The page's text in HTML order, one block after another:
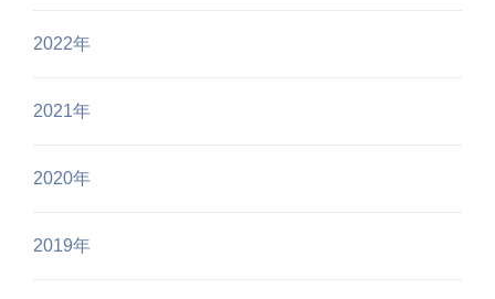
2022年
2021年
2020年
2019年